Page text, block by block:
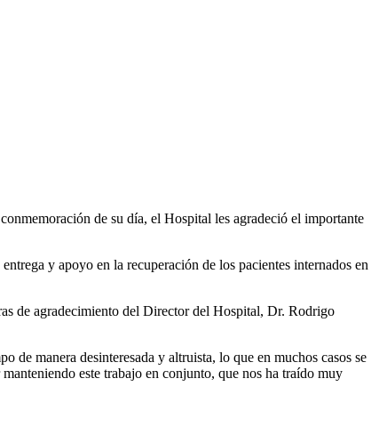
de su día, el Hospital les agradeció el importante
y apoyo en la recuperación de los pacientes internados en
de agradecimiento del Director del Hospital, Dr. Rodrigo
de manera desinteresada y altruista, lo que en muchos casos se
este trabajo en conjunto, que nos ha traído muy